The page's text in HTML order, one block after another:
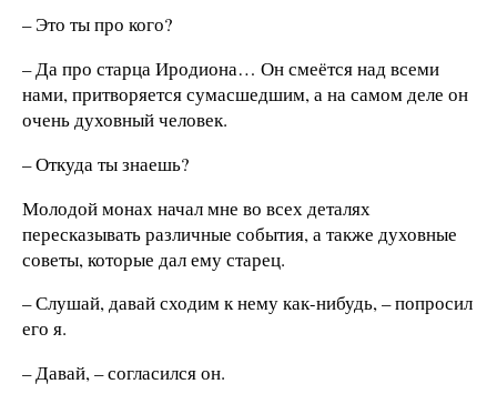
– Это ты про кого?
– Да про старца Иродиона… Он смеётся над всеми
нами, притворяется сумасшедшим, а на самом деле он
очень духовный человек.
– Откуда ты знаешь?
Молодой монах начал мне во всех деталях
пересказывать различные события, а также духовные
советы, которые дал ему старец.
– Слушай, давай сходим к нему как-нибудь, – попросил
его я.
– Давай, – согласился он.